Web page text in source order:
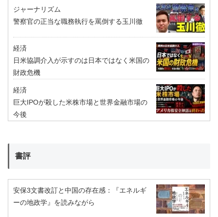
ジャーナリズム
警察官の正当な職務執行を罵倒する玉川徹
経済
日米協調介入が示すのは日本ではなく米国の
財政危機
経済
巨大IPOが殺した米株市場と世界金融市場の
今後
書評
安保3文書改訂と中国の存在感：『エネルギ
ーの地政学』を読みながら